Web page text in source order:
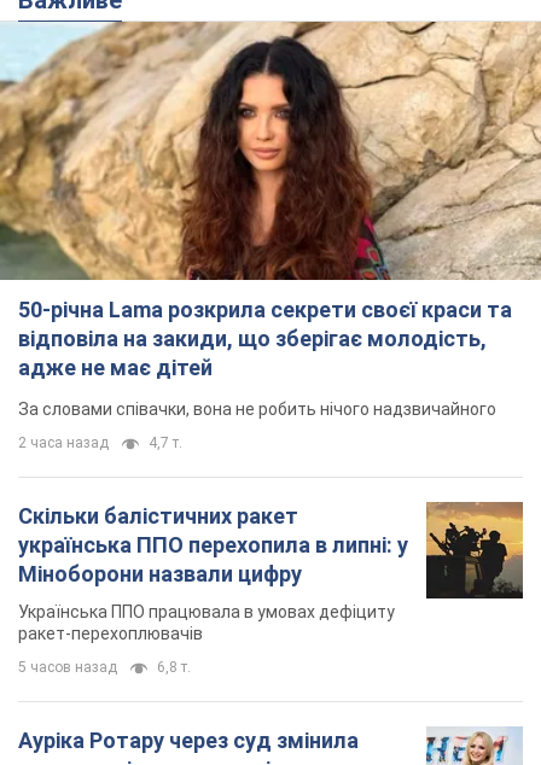
відповіла на закиди, що зберігає молодість,
адже не має дітей
За словами співачки, вона не робить нічого надзвичайного
2 часа назад 4,7 т.
Скільки балістичних ракет
українська ППО перехопила в липні: у
Міноборони назвали цифру
Українська ППО працювала в умовах дефіциту
ракет-перехоплювачів
5 часов назад
свою пенсію, на яку раніше
жалілася: скільки отримувала
співачка
У виплату не врахували зарплатню артистки за
час роботи в Чернівецькій філармонії
через 8 часов